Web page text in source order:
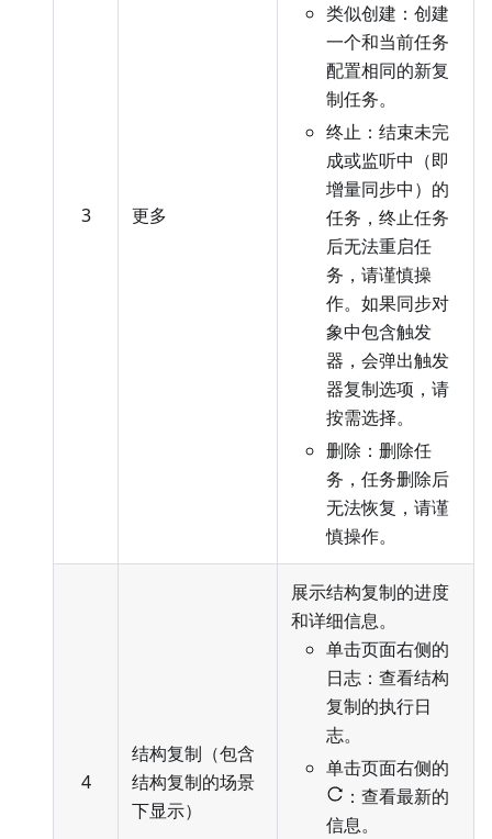
3 更多
类似创建：创建
一个和当前任务
配置相同的新复
制任务。
终止：结束未完
成或监听中（即
增量同步中）的
任务，终止任务
后无法重启任
务，请谨慎操
作。如果同步对
象中包含触发
器，会弹出触发
器复制选项，请
按需选择。
删除：删除任
务，任务删除后
无法恢复，请谨
慎操作。
4
结构复制（包含
结构复制的场景
下显示）
展示结构复制的进度
和详细信息。
单击页面右侧的
日志：查看结构
复制的执行日
志。
单击页面右侧的
：查看最新的
信息。